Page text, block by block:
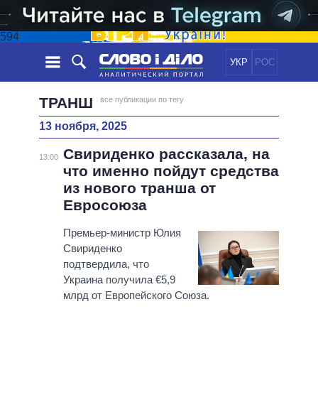
594
УКР РОС
НОВОСТИ
ЛЕНТА
СОБЫТИЯ
СТАТЬИ
МНЕНИЯ
ОБЗОРЫ
ДАЙДЖЕСТЫ
ЭКОНОМИКА
ОБЩЕСТВО
МИР
ОБЕЩАНИЯ
ПОЛИТИКИ
ВСЕ ПОЛИТИКИ
ПРЕЗИДЕНТ И ОФИС
ВЕРХОВНАЯ РАДА
КАБИНЕТ МИНИСТРОВ
ГЛАВЫ ОБЛАДМИНИСТРАЦИЙ
МЭРЫ
ИНФОГРАФИКА
ВИДЕО
ПОДДЕРЖАТЬ
СРАВНЕНИЕ ПОЛИТИКОВ
ТРАНШ все публикации по тегу
13 ноября, 2025
13:00 Свириденко рассказала, на
что именно пойдут средства
из нового транша от
Евросоюза
Премьер-министр Юлия
Свириденко
подтвердила, что
Украина получила €5,9
млрд от Европейского Союза.